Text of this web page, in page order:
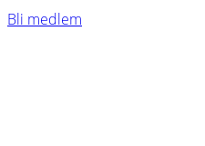
Bli medlem